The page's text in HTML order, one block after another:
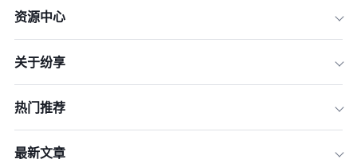
资源中心
关于纷享
热门推荐
最新文章